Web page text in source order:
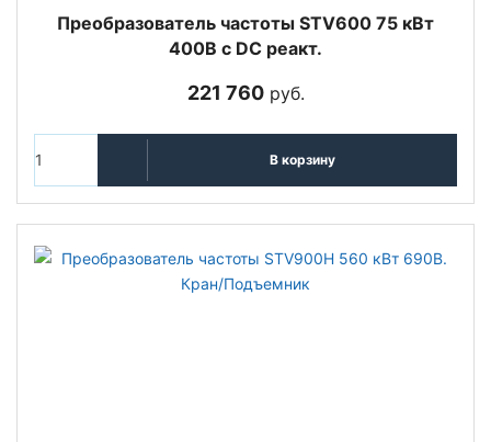
Преобразователь частоты STV600 75 кВт
400В с DC реакт.
221 760руб.
В корзину